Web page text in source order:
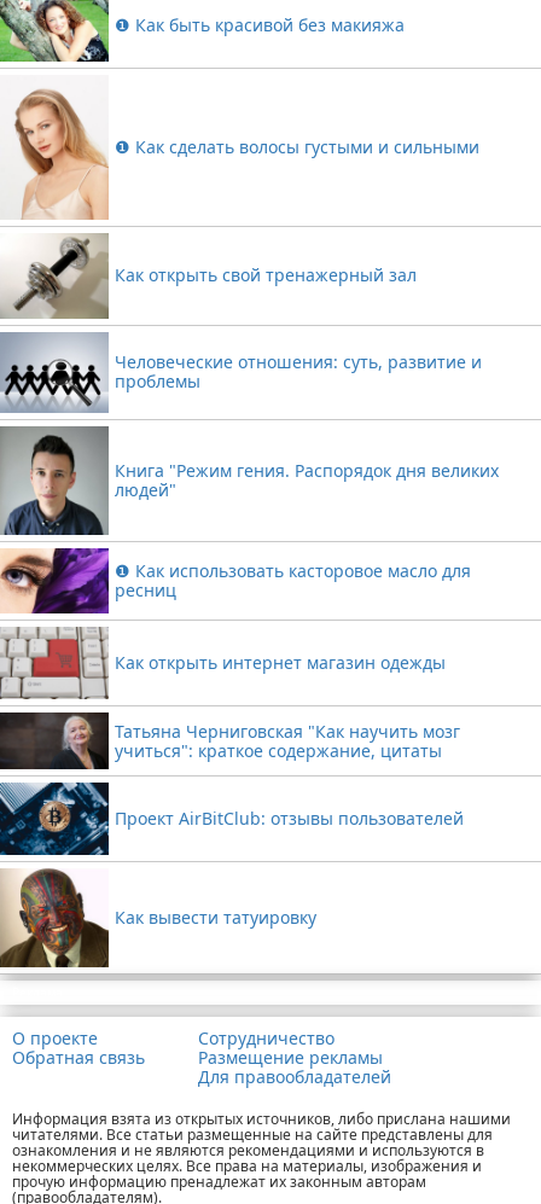
❶ Как быть красивой без макияжа
❶ Как сделать волосы густыми и сильными
Как открыть свой тренажерный зал
Человеческие отношения: суть, развитие и
проблемы
Книга "Режим гения. Распорядок дня великих
людей"
❶ Как использовать касторовое масло для
ресниц
Как открыть интернет магазин одежды
Татьяна Черниговская "Как научить мозг
учиться": краткое содержание, цитаты
Проект AirBitClub: отзывы пользователей
Как вывести татуировку
О проекте
Обратная связь
Сотрудничество
Размещение рекламы
Для правообладателей
Информация взята из открытых источников, либо прислана нашими
читателями. Все статьи размещенные на сайте представлены для
ознакомления и не являются рекомендациями и используются в
некоммерческих целях. Все права на материалы, изображения и
прочую информацию пренадлежат их законным авторам
(правообладателям).